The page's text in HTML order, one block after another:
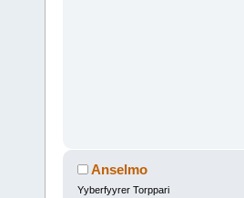
Anselmo
Yyberfyyrer Torppari